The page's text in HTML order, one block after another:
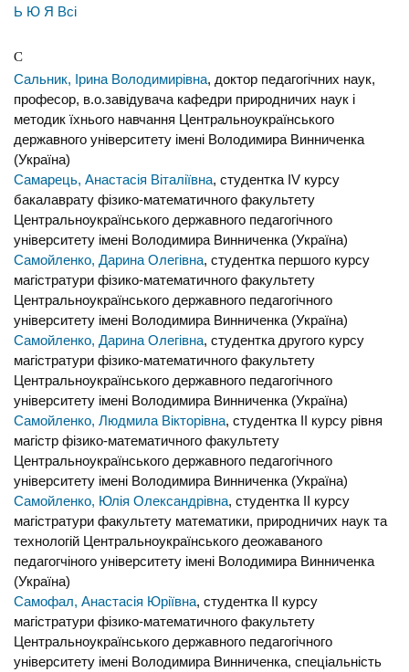
Ь Ю Я Всі
С
Сальник, Ірина Володимирівна, доктор педагогічних наук,
професор, в.о.завідувача кафедри природничих наук і
методик їхнього навчання Центральноукраїнського
державного університету імені Володимира Винниченка
(Україна)
Самарець, Анастасія Віталіївна, студентка IV курсу
бакалаврату фізико-математичного факультету
Центральноукраїнського державного педагогічного
університету імені Володимира Винниченка (Україна)
Самойленко, Дарина Олегівна, студентка першого курсу
магістратури фізико-математичного факультету
Центральноукраїнського державного педагогічного
університету імені Володимира Винниченка (Україна)
Самойленко, Дарина Олегівна, студентка другого курсу
магістратури фізико-математичного факультету
Центральноукраїнського державного педагогічного
університету імені Володимира Винниченка (Україна)
Самойленко, Людмила Вікторівна, студентка IІ курсу рівня
магістр фізико-математичного факультету
Центральноукраїнського державного педагогічного
університету імені Володимира Винниченка (Україна)
Самойленко, Юлія Олександрівна, студентка ІІ курсу
магістратури факультету математики, природничих наук та
технологій Центральноукраїнського деожаваного
педагогчіного університету імені Володимира Винниченка
(Україна)
Самофал, Анастасія Юріївна, студентка ІІ курсу
магістратури фізико-математичного факультету
Центральноукраїнського державного педагогічного
університету імені Володимира Винниченка, спеціальність